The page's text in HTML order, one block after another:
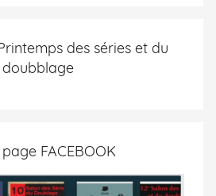
des séries et du
doubblage
FACEBOOK